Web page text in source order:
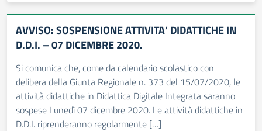
AVVISO: SOSPENSIONE ATTIVITA’ DIDATTICHE IN
D.D.I. – 07 DICEMBRE 2020.
Si comunica che, come da calendario scolastico con
delibera della Giunta Regionale n. 373 del 15/07/2020, le
attività didattiche in Didattica Digitale Integrata saranno
sospese Lunedì 07 dicembre 2020. Le attività didattiche in
D.D.I. riprenderanno regolarmente […]